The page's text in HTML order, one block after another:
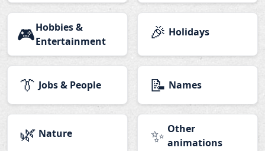
🎮Hobbies &
Entertainment
🎉 Holidays
👔 Jobs & People 📝 Names
🌿 Nature ✨ Other
animations